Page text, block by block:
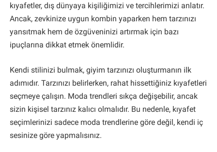
kıyafetler, dış dünyaya kişiliğimizi ve tercihlerimizi anlatır.
Ancak, zevkinize uygun kombin yaparken hem tarzınızı
yansıtmak hem de özgüveninizi artırmak için bazı
ipuçlarına dikkat etmek önemlidir.
Kendi stilinizi bulmak, giyim tarzınızı oluşturmanın ilk
adımıdır. Tarzınızı belirlerken, rahat hissettiğiniz kıyafetleri
seçmeye çalışın. Moda trendleri sıkça değişebilir, ancak
sizin kişisel tarzınız kalıcı olmalıdır. Bu nedenle, kıyafet
seçimlerinizi sadece moda trendlerine göre değil, kendi iç
sesinize göre yapmalısınız.